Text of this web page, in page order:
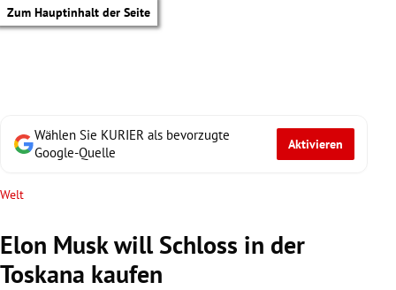
Zum Hauptinhalt der Seite
Wählen Sie KURIER als bevorzugte
Google-Quelle
Aktivieren
Welt
Elon Musk will Schloss in der
Toskana kaufen